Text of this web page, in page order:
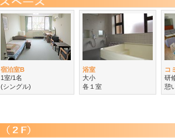
宿泊室B
1室/1名
(シングル)
浴室
大小
各１室
コ
研
憩